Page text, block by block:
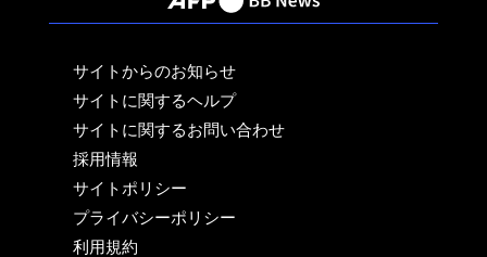
サイトからのお知らせ
サイトに関するヘルプ
サイトに関するお問い合わせ
採用情報
サイトポリシー
プライバシーポリシー
利用規約